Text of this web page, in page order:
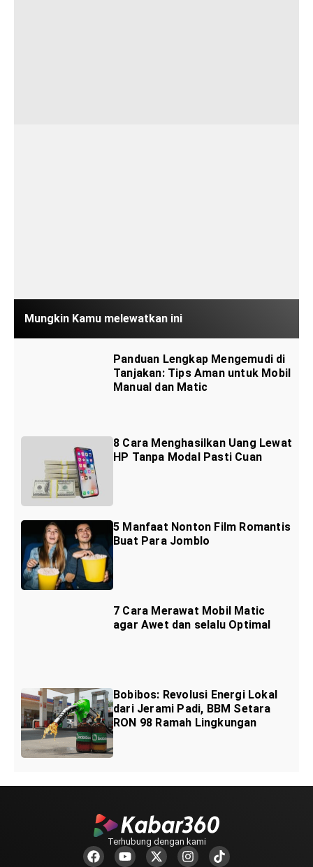
Mungkin Kamu melewatkan ini
Panduan Lengkap Mengemudi di
Tanjakan: Tips Aman untuk Mobil
Manual dan Matic
8 Cara Menghasilkan Uang Lewat
HP Tanpa Modal Pasti Cuan
5 Manfaat Nonton Film Romantis
Buat Para Jomblo
7 Cara Merawat Mobil Matic
agar Awet dan selalu Optimal
Bobibos: Revolusi Energi Lokal
dari Jerami Padi, BBM Setara
RON 98 Ramah Lingkungan
Terhubung dengan kami